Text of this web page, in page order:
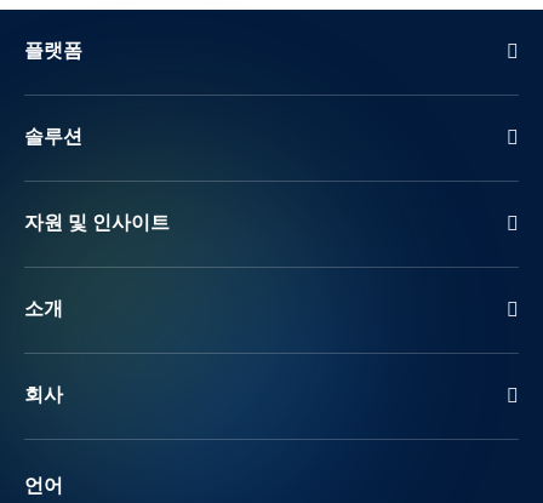
플랫폼
솔루션
자원 및 인사이트
소개
회사
언어